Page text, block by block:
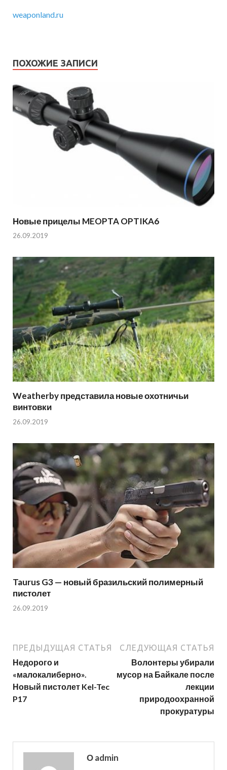
weaponland.ru
ПОХОЖИЕ ЗАПИСИ
Новые прицелы MEOPTA OPTIKA6
26.09.2019
Weatherby представила новые охотничьи
винтовки
26.09.2019
Taurus G3 — новый бразильский полимерный
пистолет
26.09.2019
ПРЕДЫДУЩАЯ СТАТЬЯ
Недорого и
«малокалиберно».
Новый пистолет Kel-Tec
P17
СЛЕДУЮЩАЯ СТАТЬЯ
Волонтеры убирали
мусор на Байкале после
лекции
природоохранной
прокуратуры
О admin